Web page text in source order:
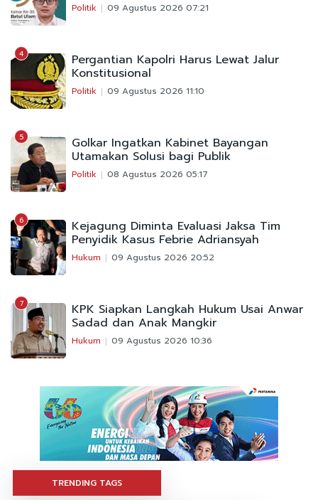
Politik 09 Agustus 2026 07:21
4 Pergantian Kapolri Harus Lewat Jalur
Konstitusional
Politik 09 Agustus 2026 11:10
5 Golkar Ingatkan Kabinet Bayangan
Utamakan Solusi bagi Publik
Politik 08 Agustus 2026 05:17
6 Kejagung Diminta Evaluasi Jaksa Tim
Penyidik Kasus Febrie Adriansyah
Hukum 09 Agustus 2026 20:52
7 KPK Siapkan Langkah Hukum Usai Anwar
Sadad dan Anak Mangkir
Hukum 09 Agustus 2026 10:36
TRENDING TAGS